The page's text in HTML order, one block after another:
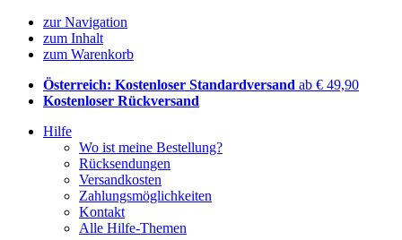
zur Navigation
zum Inhalt
zum Warenkorb
Österreich: Kostenloser Standardversand ab € 49,90
Kostenloser Rückversand
Hilfe
Wo ist meine Bestellung?
Rücksendungen
Versandkosten
Zahlungsmöglichkeiten
Kontakt
Alle Hilfe-Themen